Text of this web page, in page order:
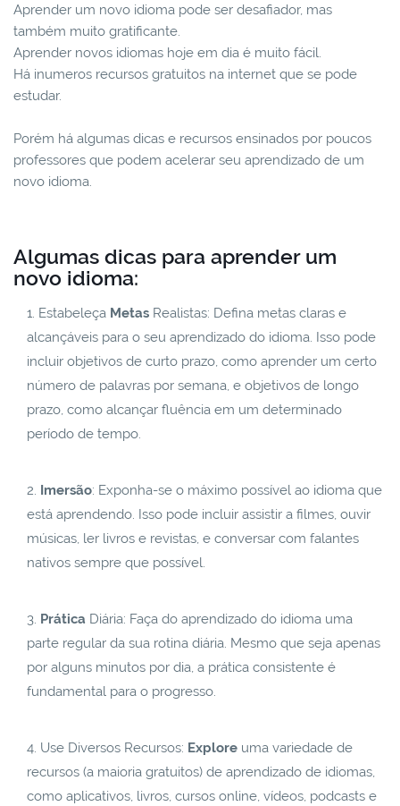
Aprender um novo idioma pode ser desafiador, mas
também muito gratificante.
Aprender novos idiomas hoje em dia é muito fácil.
Há inumeros recursos gratuitos na internet que se pode
estudar.
Porém há algumas dicas e recursos ensinados por poucos
professores que podem acelerar seu aprendizado de um
novo idioma.
Algumas dicas para aprender um
novo idioma:
Estabeleça Metas Realistas: Defina metas claras e
alcançáveis para o seu aprendizado do idioma. Isso pode
incluir objetivos de curto prazo, como aprender um certo
número de palavras por semana, e objetivos de longo
prazo, como alcançar fluência em um determinado
período de tempo.
Imersão: Exponha-se o máximo possível ao idioma que
está aprendendo. Isso pode incluir assistir a filmes, ouvir
músicas, ler livros e revistas, e conversar com falantes
nativos sempre que possível.
Prática Diária: Faça do aprendizado do idioma uma
parte regular da sua rotina diária. Mesmo que seja apenas
por alguns minutos por dia, a prática consistente é
fundamental para o progresso.
Use Diversos Recursos: Explore uma variedade de
recursos (a maioria gratuitos) de aprendizado de idiomas,
como aplicativos, livros, cursos online, vídeos, podcasts e